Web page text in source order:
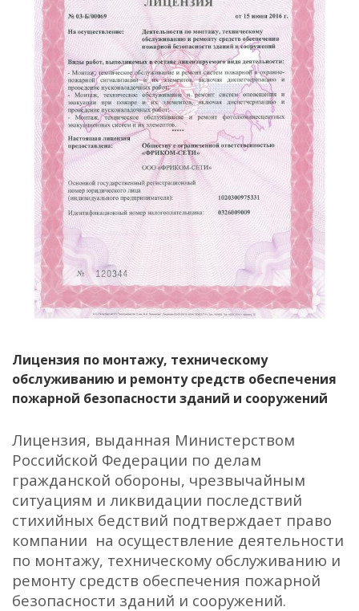
Лицензия по монтажу, техническому
обслуживанию и ремонту средств обеспечения
пожарной безопасности зданий и сооружений
Лицензия, выданная Министерством
Российской Федерации по делам
гражданской обороны, чрезвычайным
ситуациям и ликвидации последствий
стихийных бедствий подтверждает право
компании на осуществление деятельности
по монтажу, техническому обслуживанию и
ремонту средств обеспечения пожарной
безопасности зданий и сооружений.